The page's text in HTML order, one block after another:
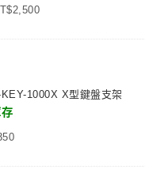
2,500
1000X X型鍵盤支架